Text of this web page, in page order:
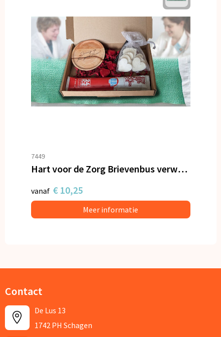
7449
Hart voor de Zorg Brievenbus verwenpakket
vanaf € 10,25
Meer informatie
Contact
De Lus 13
1742 PH Schagen